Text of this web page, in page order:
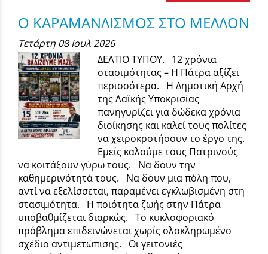
Ο ΚΑΡΑΜΑΝΛΙΣΜΟΣ ΣΤΟ ΜΕΛΛΟΝ
Τετάρτη 08 Ιουλ 2026
ΔΕΛΤΙΟ ΤΥΠΟΥ. 12 χρόνια
στασιμότητας – Η Πάτρα αξίζει
περισσότερα. Η Δημοτική Αρχή
της Λαϊκής Υποκρισίας
πανηγυρίζει για δώδεκα χρόνια
διοίκησης και καλεί τους πολίτες
να χειροκροτήσουν το έργο της.
Εμείς καλούμε τους Πατρινούς
να κοιτάξουν γύρω τους. Να δουν την
καθημερινότητά τους. Να δουν μια πόλη που,
αντί να εξελίσσεται, παραμένει εγκλωβισμένη στη
στασιμότητα. Η ποιότητα ζωής στην Πάτρα
υποβαθμίζεται διαρκώς. Το κυκλοφοριακό
πρόβλημα επιδεινώνεται χωρίς ολοκληρωμένο
σχέδιο αντιμετώπισης. Οι γειτονιές